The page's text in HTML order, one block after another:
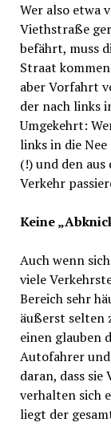
Wer also etwa
Viethstraße
befährt, muss
Straat
aber Vorfahrt
der nach links
Umgekehrt:
links in die
(!) und den
Verkehr
Keine
Auch wenn
viele
Bereich sehr
äußerst selten
einen glauben
Autofahrer
daran, dass
verhalten sich
liegt der